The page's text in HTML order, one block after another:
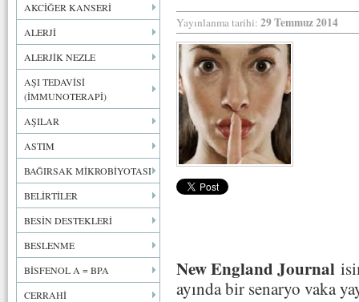
AKCİĞER KANSERİ
ALERJİ
ALERJİK NEZLE
AŞI TEDAVİSİ
(İMMUNOTERAPİ)
AŞILAR
ASTIM
BAĞIRSAK MİKROBİYOTASI
BELİRTİLER
BESİN DESTEKLERİ
BESLENME
BİSFENOL A = BPA
CERRAHİ
Yayınlanma tarihi: 29 Temmuz 2014
New England Journal
ayında bir senaryo vaka